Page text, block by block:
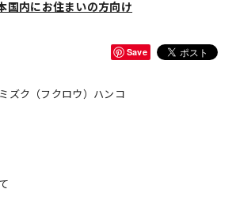
国内にお住まいの方向け
Save
ズク（フクロウ）ハンコ